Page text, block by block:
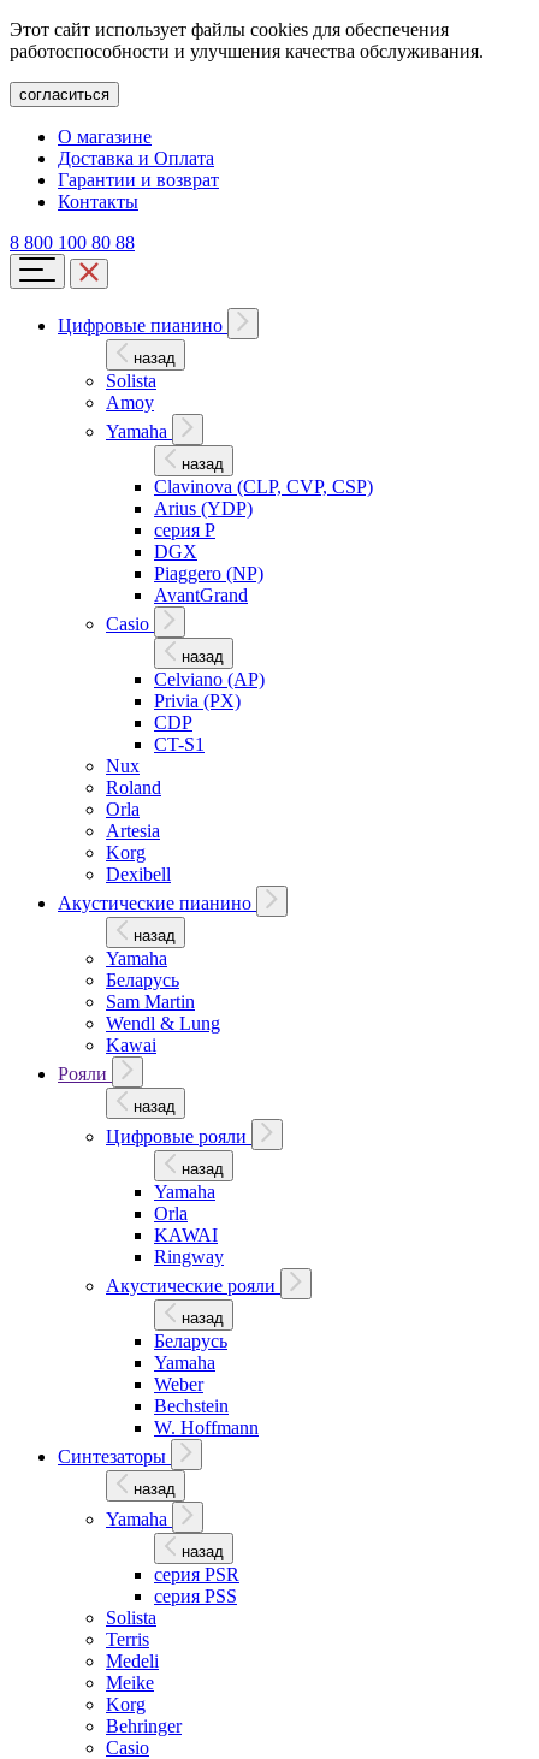
Этот сайт использует файлы cookies для обеспечения
работоспособности и улучшения качества обслуживания.
согласиться
О магазине
Доставка и Оплата
Гарантии и возврат
Контакты
8 800 100 80 88
Цифровые пианино
назад
Solista
Amoy
Yamaha
назад
Clavinova (CLP, CVP, CSP)
Arius (YDP)
серия P
DGX
Piaggero (NP)
AvantGrand
Casio
назад
Celviano (AP)
Privia (PX)
CDP
CT-S1
Nux
Roland
Orla
Artesia
Korg
Dexibell
Акустические пианино
назад
Yamaha
Беларусь
Sam Martin
Wendl & Lung
Kawai
Рояли
назад
Цифровые рояли
назад
Yamaha
Orla
KAWAI
Ringway
Акустические рояли
назад
Беларусь
Yamaha
Weber
Bechstein
W. Hoffmann
Синтезаторы
назад
Yamaha
назад
серия PSR
серия PSS
Solista
Terris
Medeli
Meike
Korg
Behringer
Casio